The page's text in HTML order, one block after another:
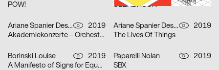
POW!
ÜBERDRUCK
Ariane Spanier Design D
2019
Akademiekonzerte – Orchester des Nationaltheaters Mannheim, Spielzeit 2
Ariane Spanier Design D
2019
The Lives Of Things
Borinski Louise D
2019
A Manifesto of Signs for Equality
Paparelli Nolan D
2019
SBX